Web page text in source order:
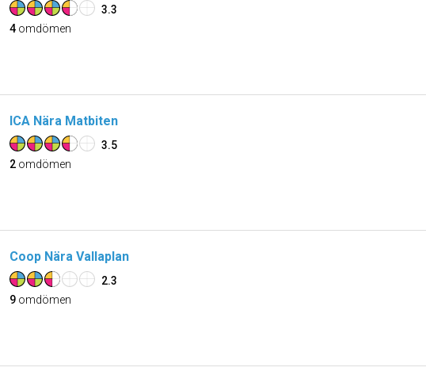
3.3
4 omdömen
ICA Nära Matbiten
3.5
2 omdömen
Coop Nära Vallaplan
2.3
9 omdömen